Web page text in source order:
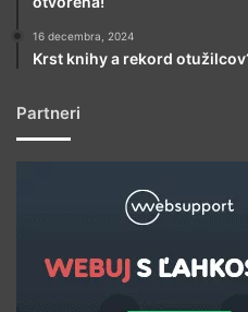
16 decembra, 2024
Krst knihy a rekord
Partneri